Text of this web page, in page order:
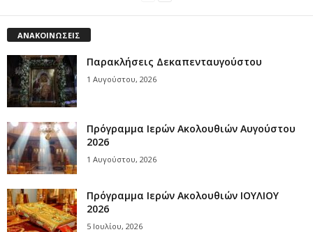
ΑΝΑΚΟΙΝΩΣΕΙΣ
Παρακλήσεις Δεκαπενταυγούστου
1 Αυγούστου, 2026
Πρόγραμμα Ιερών Ακολουθιών Αυγούστου
2026
1 Αυγούστου, 2026
Πρόγραμμα Ιερών Ακολουθιών ΙΟΥΛΙΟΥ
2026
5 Ιουλίου, 2026